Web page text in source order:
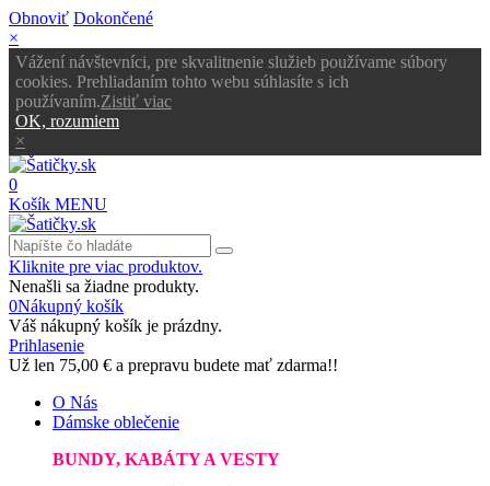
Obnoviť Dokončené
×
Vážení návštevníci, pre skvalitnenie služieb používame súbory
cookies. Prehliadaním tohto webu súhlasíte s ich
používaním.Zistiť viac
OK, rozumiem
×
0
Košík MENU
Kliknite pre viac produktov.
Nenašli sa žiadne produkty.
0Nákupný košík
Váš nákupný košík je prázdny.
Prihlasenie
Už len 75,00 € a prepravu budete mať zdarma!!
O Nás
Dámske oblečenie
BUNDY, KABÁTY A VESTY